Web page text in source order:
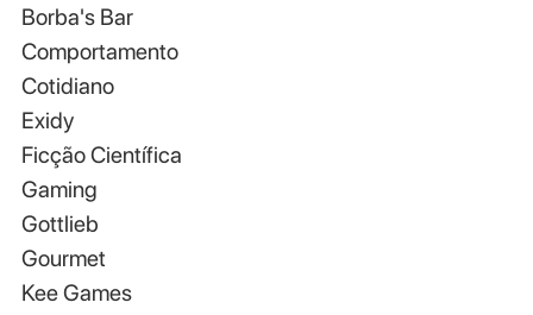
Borba's Bar
Comportamento
Cotidiano
Exidy
Ficção Científica
Gaming
Gottlieb
Gourmet
Kee Games